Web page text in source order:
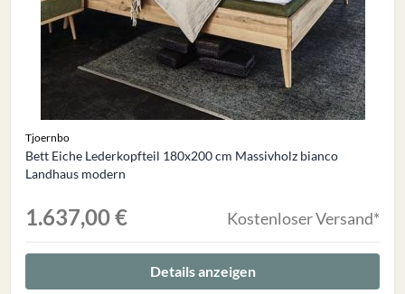
Tjoernbo
Bett Eiche Lederkopfteil 180x200 cm Massivholz bianco
Landhaus modern
1.637,00 € Kostenloser Versand*
Details anzeigen